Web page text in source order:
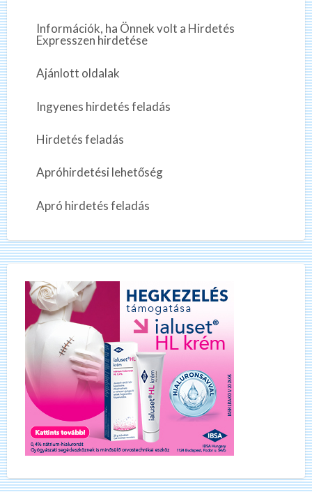
Információk, ha Önnek volt a Hirdetés
Expresszen hirdetése
Ajánlott oldalak
Ingyenes hirdetés feladás
Hirdetés feladás
Apróhirdetési lehetőség
Apró hirdetés feladás